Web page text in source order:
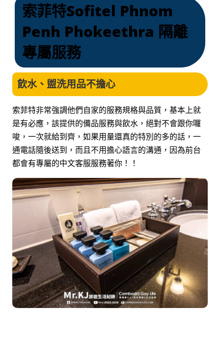
索菲特Sofitel Phnom
Penh Phokeethra 隔離
專屬服務
飲水、盥洗用品不擔心
索菲特非常強調他們自家的服務規格與品質，基本上就
是有必應，該提供的備品服務與飲水，絕對不會跟你囉
唆，一次就給到齊，如果用量還真的特別的多的話，一
通電話隨後送到，而且不用擔心語言的溝通，因為前台
都會有專屬的中文客服服務著你！！